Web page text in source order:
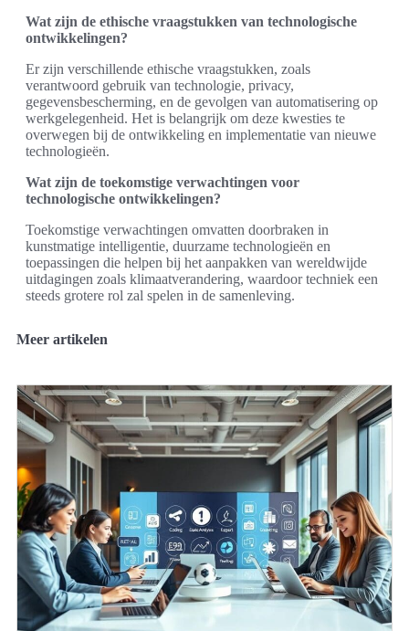
Wat zijn de ethische vraagstukken van technologische
ontwikkelingen?
Er zijn verschillende ethische vraagstukken, zoals
verantwoord gebruik van technologie, privacy,
gegevensbescherming, en de gevolgen van automatisering op
werkgelegenheid. Het is belangrijk om deze kwesties te
overwegen bij de ontwikkeling en implementatie van nieuwe
technologieën.
Wat zijn de toekomstige verwachtingen voor
technologische ontwikkelingen?
Toekomstige verwachtingen omvatten doorbraken in
kunstmatige intelligentie, duurzame technologieën en
toepassingen die helpen bij het aanpakken van wereldwijde
uitdagingen zoals klimaatverandering, waardoor techniek een
steeds grotere rol zal spelen in de samenleving.
Meer artikelen